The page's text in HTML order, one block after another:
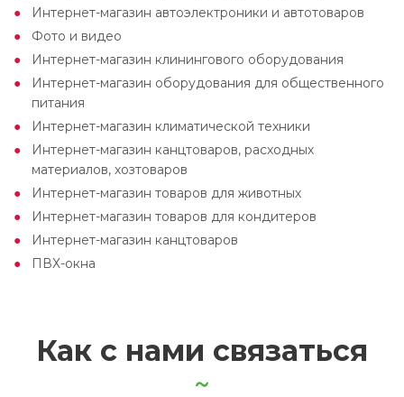
Интернет-магазин автоэлектроники и автотоваров
Фото и видео
Интернет-магазин клинингового оборудования
Интернет-магазин оборудования для общественного
питания
Интернет-магазин климатической техники
Интернет-магазин канцтоваров, расходных
материалов, хозтоваров
Интернет-магазин товаров для животных
Интернет-магазин товаров для кондитеров
Интернет-магазин канцтоваров
ПВХ-окна
Как с нами связаться